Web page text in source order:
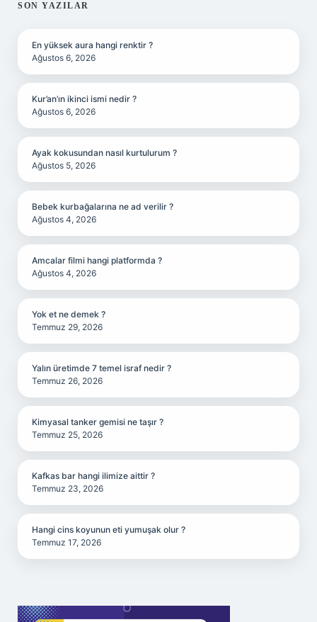
SIDEBAR
SON YAZILAR
En yüksek aura hangi renktir ?
Ağustos 6, 2026
Kur’an’ın ikinci ismi nedir ?
Ağustos 6, 2026
Ayak kokusundan nasıl kurtulurum ?
Ağustos 5, 2026
Bebek kurbağalarına ne ad verilir ?
Ağustos 4, 2026
Amcalar filmi hangi platformda ?
Ağustos 4, 2026
Yok et ne demek ?
Temmuz 29, 2026
Yalın üretimde 7 temel israf nedir ?
Temmuz 26, 2026
Kimyasal tanker gemisi ne taşır ?
Temmuz 25, 2026
Kafkas bar hangi ilimize aittir ?
Temmuz 23, 2026
Hangi cins koyunun eti yumuşak olur ?
Temmuz 17, 2026